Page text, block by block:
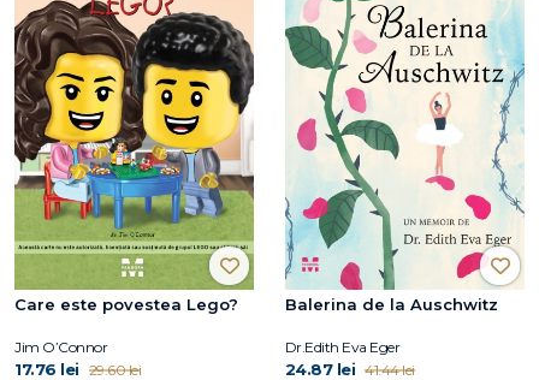
Care este povestea Lego?
Jim O’Connor
17.76 lei 29.60 lei
Balerina de la Auschwitz
Dr.Edith Eva Eger
24.87 lei 41.44 lei